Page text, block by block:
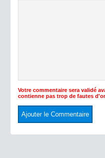
Votre commentaire sera validé
contienne pas trop de fautes